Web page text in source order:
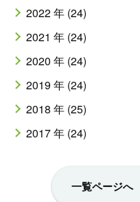
2022 年 (24)
2021 年 (24)
2020 年 (24)
2019 年 (24)
2018 年 (25)
2017 年 (24)
一覧ページへ